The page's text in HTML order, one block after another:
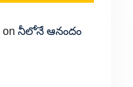
on నీలోనే ఆనందం